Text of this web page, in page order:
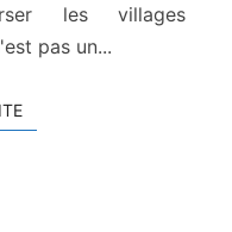
les villages
pas un...
LIRE LA SUITE